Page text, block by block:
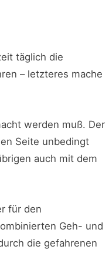
täglich die
– letzteres mache
werden muß. Der
Seite unbedingt
auch mit dem
für den
Geh- und
die gefahrenen